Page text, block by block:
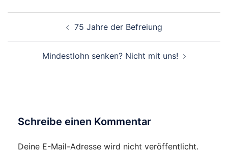
75 Jahre der Befreiung
Mindestlohn senken? Nicht mit uns!
Schreibe einen Kommentar
Deine E-Mail-Adresse wird nicht veröffentlicht.